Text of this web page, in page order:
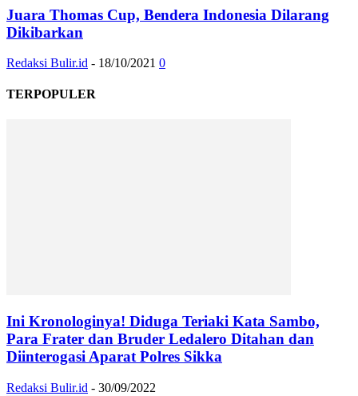
Juara Thomas Cup, Bendera Indonesia Dilarang
Dikibarkan
Redaksi Bulir.id - 18/10/2021 0
TERPOPULER
Ini Kronologinya! Diduga Teriaki Kata Sambo,
Para Frater dan Bruder Ledalero Ditahan dan
Diinterogasi Aparat Polres Sikka
Redaksi Bulir.id - 30/09/2022